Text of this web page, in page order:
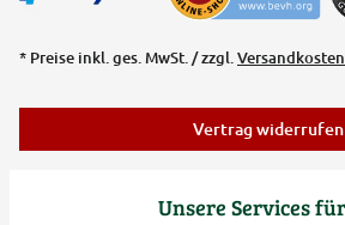
Unsere Services
* Preise inkl. ges. MwSt. / zzgl.Versandkosten
Vertrag widerrufen